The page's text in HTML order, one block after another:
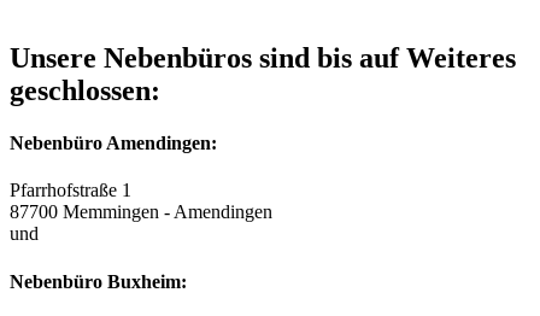
Unsere Nebenbüros sind bis auf Weiteres
geschlossen:
Nebenbüro Amendingen:
Pfarrhofstraße 1
87700 Memmingen - Amendingen
und
Nebenbüro Buxheim: